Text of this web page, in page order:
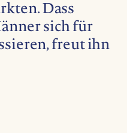
Dass
sich für
freut ihn